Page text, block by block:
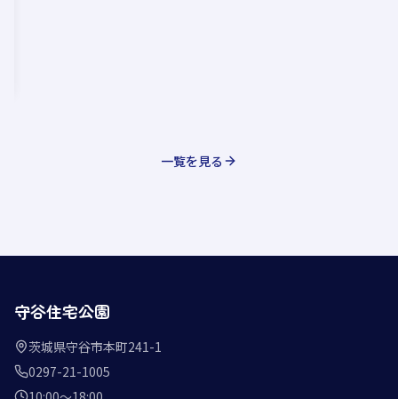
一覧を見る
守谷住宅公園
茨城県守谷市本町241-1
0297-21-1005